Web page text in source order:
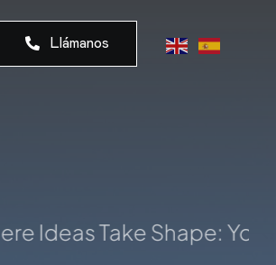
Llámanos
Take Shape: Your